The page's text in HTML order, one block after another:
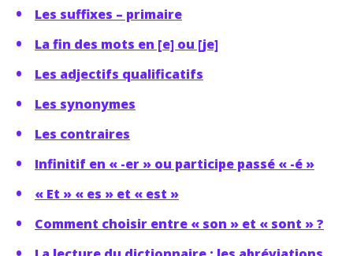
Les suffixes – primaire
La fin des mots en [e] ou [je]
Les adjectifs qualificatifs
Les synonymes
Les contraires
Infinitif en « -er » ou participe passé « -é »
« Et » « es » et « est »
Comment choisir entre « son » et « sont » ?